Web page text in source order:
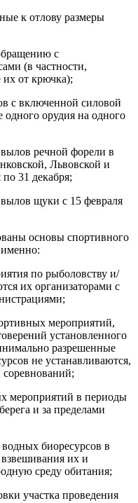
к отлову размеры
с
(в частности,
от крючка);
с включенной силовой
одного орудия на одного
речной форели в
Львовской и
31 декабря;
щуки с 15 февраля
основы спортивного
по рыболовству и/
их организаторами с
мероприятий,
установленного
разрешенные
не устанавливаются,
соревнований;
мероприятий в периоды
и за пределами
биоресурсов в
их и
среду обитания;
участка проведения